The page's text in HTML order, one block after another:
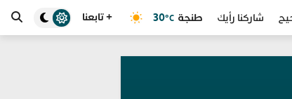
شاركنا رأيك طنجة 30 °C + تابعنا